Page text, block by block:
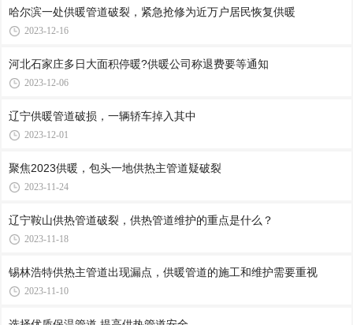
哈尔滨一处供暖管道破裂，紧急抢修为近万户居民恢复供暖
2023-12-16
河北石家庄多日大面积停暖?供暖公司称退费要等通知
2023-12-06
辽宁供暖管道破损，一辆轿车掉入其中
2023-12-01
聚焦2023供暖，包头一地供热主管道疑破裂
2023-11-24
辽宁鞍山供热管道破裂，供热管道维护的重点是什么？
2023-11-18
锡林浩特供热主管道出现漏点，供暖管道的施工和维护需要重视
2023-11-10